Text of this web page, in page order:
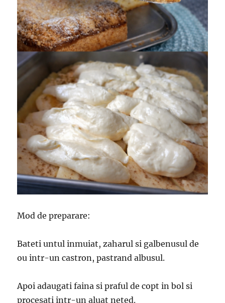
Mod de preparare:
Bateti untul inmuiat, zaharul si galbenusul de
ou intr-un castron, pastrand albusul.
Apoi adaugati faina si praful de copt in bol si
procesati intr-un aluat neted.